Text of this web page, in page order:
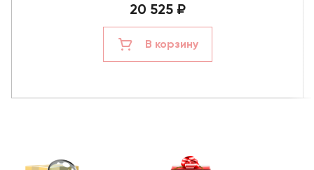
20 525 ₽
В корзину